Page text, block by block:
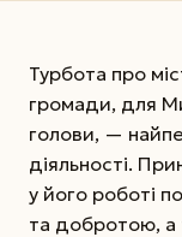
Турбота про
громади, для
голови, —
діяльності.
у його роботі
та добротою, а